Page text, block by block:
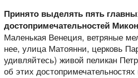
Принято выделять пять
достопримечательностей
Маленькая Венеция, ветряные
нее, улица Матоянни, церковь
удивляйтесь) живой пеликан
об этих